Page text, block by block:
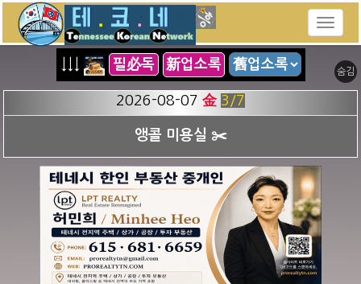
숨김
필必독 新업소록
2026-08-07 金 3 /7
앵콜 미용실 ✂️